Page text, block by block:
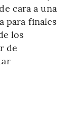
cara a una
para finales
los
de